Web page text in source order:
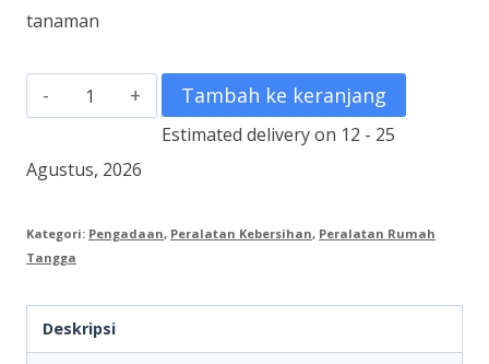
tanaman
Kuantitas
Gayung
Tambah ke keranjang
Estimated delivery on 12 - 25
Agustus, 2026
Kategori: Pengadaan, Peralatan Kebersihan, Peralatan Rumah
Tangga
Deskripsi